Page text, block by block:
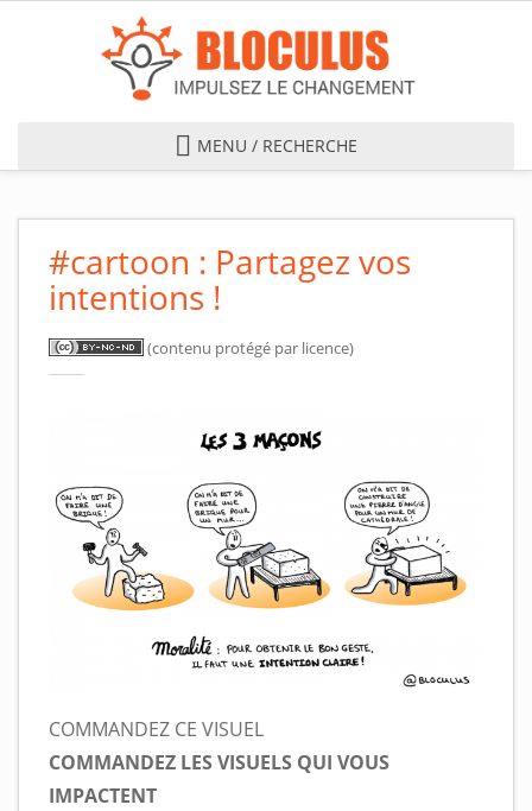
Skip to main content
MENU / RECHERCHE
#cartoon : Partagez vos
intentions !
(contenu protégé par licence)
COMMANDEZ CE VISUEL
COMMANDEZ LES VISUELS QUI VOUS
IMPACTENT